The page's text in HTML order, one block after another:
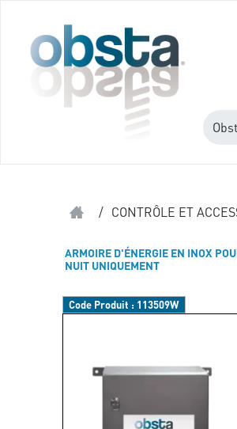
/ CONTRÔLE ET
ARMOIRE D'ÉNERGIE EN INOX
NUIT UNIQUEMENT
Code Produit : 113509W